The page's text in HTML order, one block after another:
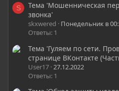
S
Тема 'Мошенническая
звонка'
skxwered
Понедельник в
Ответы: 1
Тема 'Гуляем по сети.
странице ВКонтакте
User17 27.12.2022
Ответы: 1